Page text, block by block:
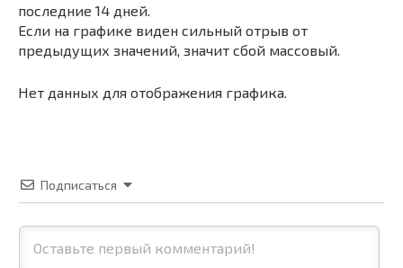
последние 14 дней.
Если на графике виден сильный отрыв от
предыдущих значений, значит сбой массовый.
Нет данных для отображения графика.
Подписаться